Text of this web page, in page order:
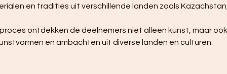
en tradities uit verschillende landen zoals
en ambachten uit diverse landen en culturen.